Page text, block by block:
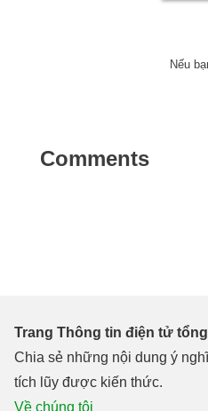
Nếu
Comments
Trang Thông tin điện tử
Chia sẻ những nội dung ý
tích lũy được kiến thức.
Về chúng tôi